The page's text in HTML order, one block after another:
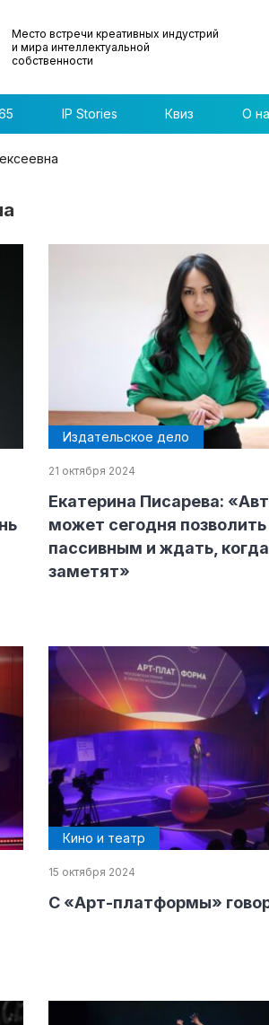
Место встречи креативных индустрий
и мира интеллектуальной
собственности
IP Stories Квиз О
Издательское дело
21 октября 2024
Екатерина Писарева:
может сегодня
пассивным и ждать, когда
заметят»
Кино и театр
15 октября 2024
С «Арт-платформы»